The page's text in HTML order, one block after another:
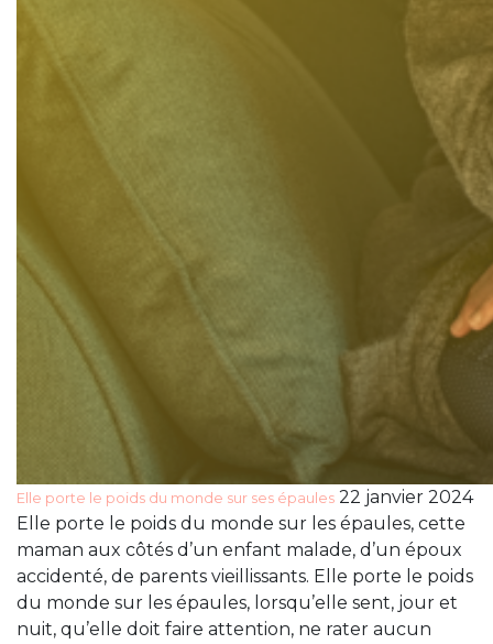
Elle porte le poids du monde sur ses épaules 22 janvier 2024
Elle porte le poids du monde sur les épaules, cette
maman aux côtés d’un enfant malade, d’un époux
accidenté, de parents vieillissants. Elle porte le poids
du monde sur les épaules, lorsqu’elle sent, jour et
nuit, qu’elle doit faire attention, ne rater aucun